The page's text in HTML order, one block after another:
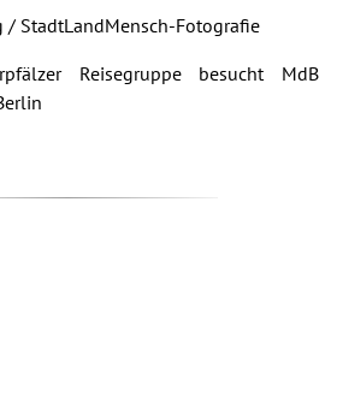
/ StadtLandMensch-Fotografie
Reisegruppe besucht MdB